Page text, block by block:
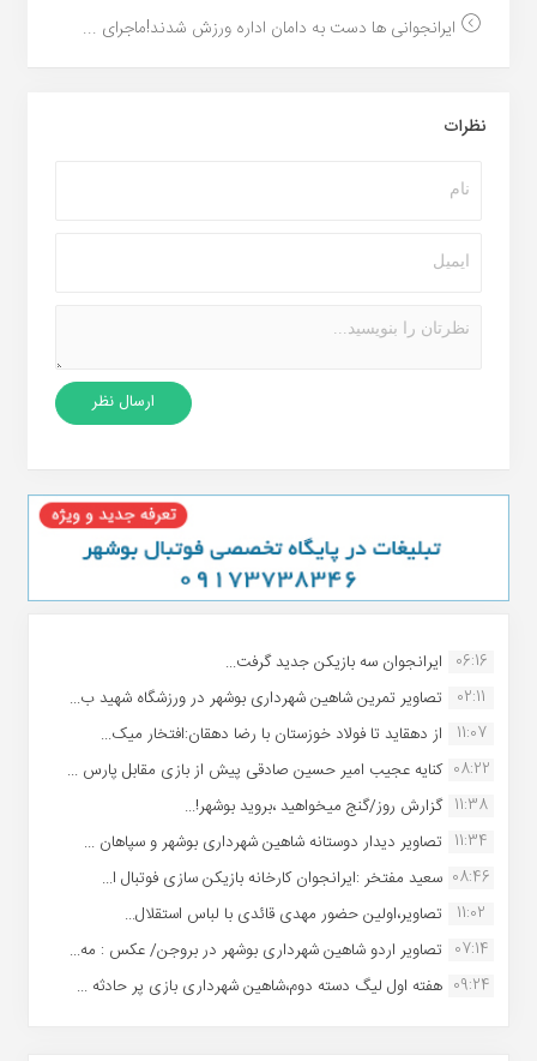
ایرانجوانی ها دست به دامان اداره ورزش شدند!ماجرای ...
نظرات
06:16 ایرانجوان سه بازیکن جدید گرفت...
02:11
تصاویر تمرین شاهین شهردارى بوشهر در ورزشگاه شهید ب...
11:07
از دهقاید تا فولاد خوزستان با رضا دهقان:افتخار میک...
08:22 کنایه عجیب امیر حسین صادقی پیش از بازی مقابل پارس ...
11:38 گزارش روز/گنج میخواهید ،بروید بوشهر!...
11:34 تصاویر دیدار دوستانه شاهین شهردارى بوشهر و سپاهان ...
08:46 سعید مفتخر :ایرانجوان کارخانه بازیکن سازی فوتبال ا...
11:02
تصاویر،اولین حضور مهدی قائدی با لباس استقلال...
07:14 تصاویر اردو شاهین شهرداری بوشهر در بروجن/ عکس : مه...
09:24 هفته اول لیگ دسته دوم،شاهین شهرداری بازی پر حادثه ...